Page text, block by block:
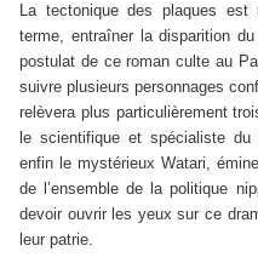
La tectonique des plaques
terme, entraîner la disparition
postulat de ce roman culte au
suivre plusieurs personnages
relèvera plus particulièrement
le scientifique et spécialiste du
enfin le mystérieux Watari,
de l’ensemble de la politique
devoir ouvrir les yeux sur ce
leur patrie.